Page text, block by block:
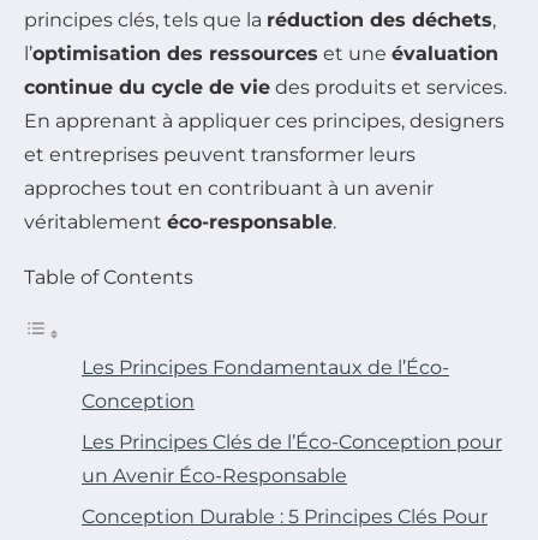
principes clés, tels que la réduction des déchets,
l’optimisation des ressources et une évaluation
continue du cycle de vie des produits et services.
En apprenant à appliquer ces principes, designers
et entreprises peuvent transformer leurs
approches tout en contribuant à un avenir
véritablement éco-responsable.
Table of Contents
Les Principes Fondamentaux de l’Éco-
Conception
Les Principes Clés de l’Éco-Conception pour
un Avenir Éco-Responsable
Conception Durable : 5 Principes Clés Pour